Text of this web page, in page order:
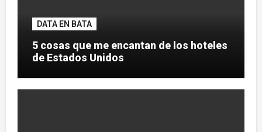
DATA EN BATA
5 cosas que me encantan de los hoteles
de Estados Unidos